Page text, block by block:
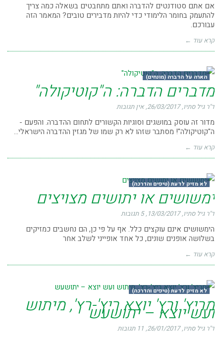
אם אתם סטודנטים להדברה ואתם מתחבטים בשאלה כמה צריך
להתעמק בחומר הלימודי כדי להיות מדבירים טובים? המאמר הזה
עבורכם.
קרא עוד ←
הארה על הדברה (מונחים)
מדברים הדברה: ה"קוטיקולה"
ד"ר גיל סתיו 26/03/2017 אין תגובות
מדור זה עוסק במושגים וסוגיות הקשורים לתחום ההדברה. והפעם -
ה"קוטיקולה"! מסתבר שזהו לא רק שמו של מגזין ההדברה הישראלי...
קרא עוד ←
לא מזיק לדעת (טיפים והדרכה)
ימשושים או יתושים מצויצים
ד"ר גיל סתיו 13/03/2017 5 תגובות
הימשושים אינם עוקצים כלל. אף על פי כן, הם נחשבים כמזיקים
בשלושה אופנים שונים, כל אחד אופייני לשלב אחר
קרא עוד ←
לא מזיק לדעת (טיפים והדרכה)
מריץ' ורץ' יוצא ריץ'-רץ', מיתוש
ועש יוצא – יתושעש
ד"ר גיל סתיו 26/01/2017 11 תגובות